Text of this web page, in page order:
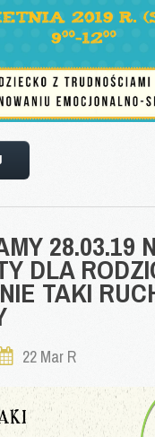
28.03.19
DLA
NIE TAKI
22 Mar R